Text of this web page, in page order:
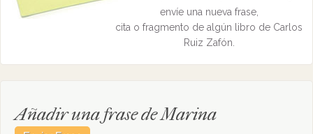
envíe una nueva frase,
cita o fragmento de algún libro de Carlos
Ruiz Zafón.
Añadir una frase de Marina